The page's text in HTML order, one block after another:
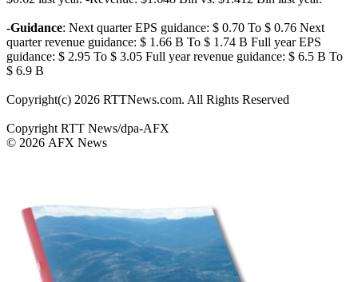
-Guidance: Next quarter EPS guidance: $ 0.70 To $ 0.76 Next
quarter revenue guidance: $ 1.66 B To $ 1.74 B Full year EPS
guidance: $ 2.95 To $ 3.05 Full year revenue guidance: $ 6.5 B To
$ 6.9 B
Copyright(c) 2026 RTTNews.com. All Rights Reserved
Copyright RTT News/dpa-AFX
© 2026 AFX News